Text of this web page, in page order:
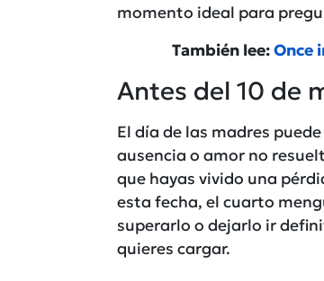
momento ideal para
También lee:Once
Antes del 10 de
El día de las madres
ausencia o amor no
que hayas vivido una
esta fecha, el cuarto
superarlo o dejarlo ir
quieres cargar.